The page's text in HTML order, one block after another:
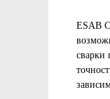
ESAB
сварки